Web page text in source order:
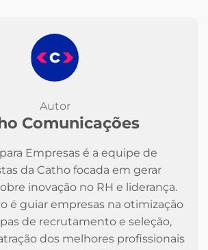
Autor
Comunicações
Empresas é a equipe de
da Catho focada em gerar
inovação no RH e liderança.
é guiar empresas na otimização
de recrutamento e seleção,
dos melhores profissionais